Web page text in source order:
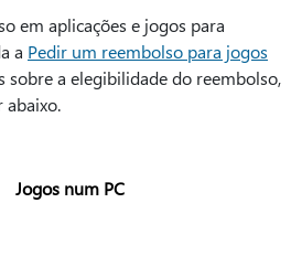
em aplicações e jogos para
a Pedir um reembolso para jogos
sobre a elegibilidade do reembolso,
abaixo.
Jogos num PC